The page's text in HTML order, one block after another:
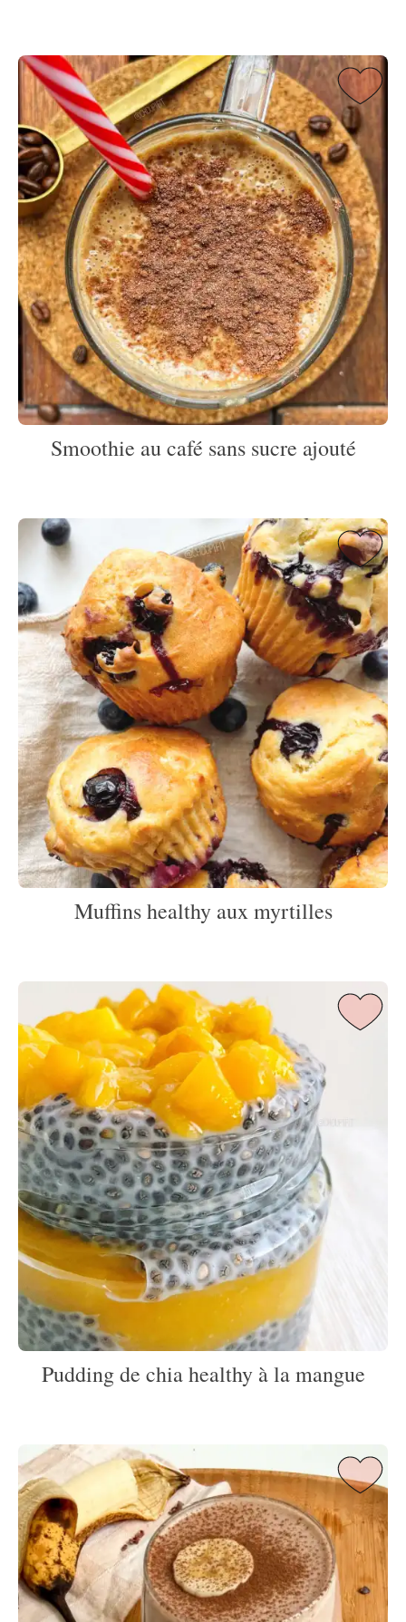
Smoothie au café sans sucre ajouté
Muffins healthy aux myrtilles
Pudding de chia healthy à la mangue